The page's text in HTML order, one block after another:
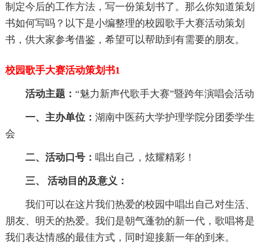
制定今后的工作方法，写一份策划书了。那么你知道策划
书如何写吗？以下是小编整理的校园歌手大赛活动策划
书，供大家参考借鉴，希望可以帮助到有需要的朋友。
校园歌手大赛活动策划书1
活动主题： “魅力新声代歌手大赛”暨跨年演唱会活动
一、主办单位： 湖南中医药大学护理学院分团委学生
会
二、活动口号： 唱出自己，炫耀精彩！
三、 活动目的及意义：
我们可以在这片我们热爱的校园中唱出自己对生活、
朋友、明天的热爱。我们是朝气蓬勃的新一代，歌唱将是
我们表达情感的最佳方式，同时迎接新一年的到来。